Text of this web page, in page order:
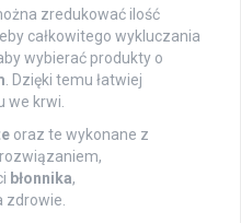
zredukować ilość
całkowitego wykluczania
wybierać produkty o
. Dzięki temu łatwiej
we krwi.
oraz te wykonane z
błonnika,
zdrowie.